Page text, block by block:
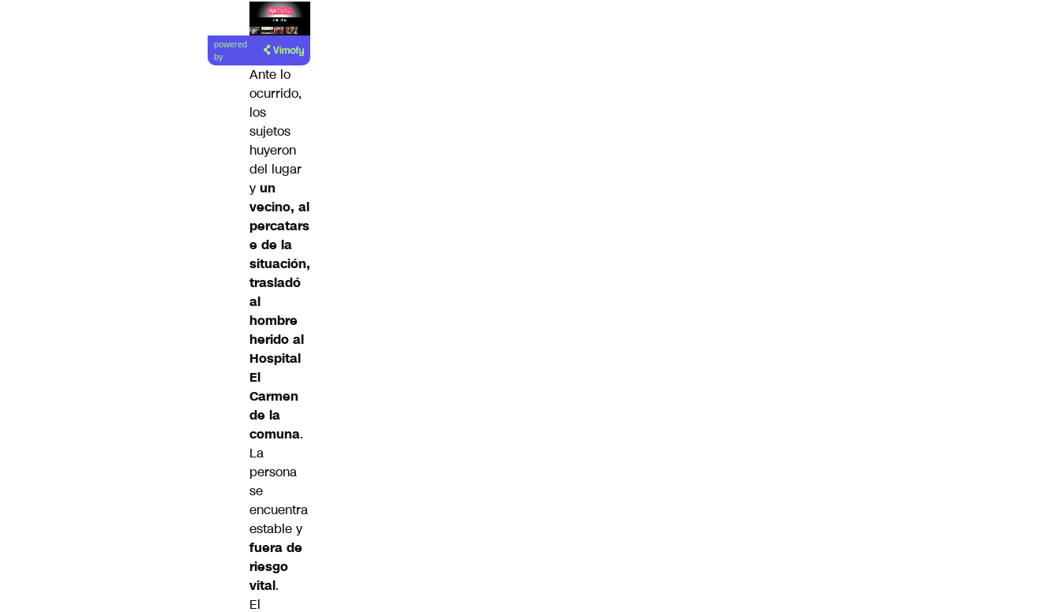
Lea el
artículo
powered
by
Ante lo
ocurrido,
los
sujetos
huyeron
del lugar
y un
vecino, al
percatars
e de la
situación,
trasladó
al
hombre
herido al
Hospital
El
Carmen
de la
comuna.
La
persona
se
encuentra
estable y
fuera de
riesgo
vital.
El